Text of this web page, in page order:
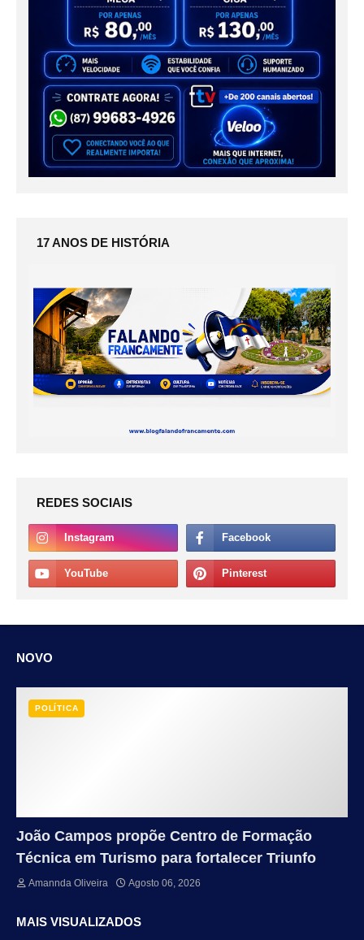
17 ANOS DE HISTÓRIA
REDES SOCIAIS
NOVO
POLÍTICA
João Campos propõe Centro de Formação
Técnica em Turismo para fortalecer Triunfo
Amannda Oliveira Agosto 06, 2026
MAIS VISUALIZADOS